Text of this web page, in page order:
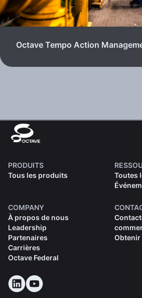
Octave Tempo Action
PRODUITS
Tous les produits
Toutes
COMPANY
À propos de nous
Leadership
Partenaires
Carrières
Octave Federal
Obtenir